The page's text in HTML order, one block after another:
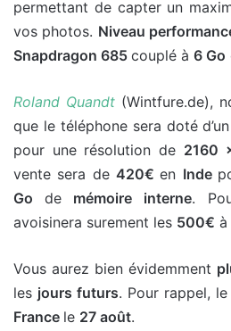
permettant de capter un
vos photos. Niveau
Snapdragon 685 couplé à 6 Go
Roland Quandt (Wintfure.de),
que le téléphone sera doté
pour une résolution de 2160
vente sera de 420€en Inde
Go de mémoire interne.
avoisinera surement les 500€ à
Vous aurez bien évidemment
les jours futurs. Pour rappel, le
France le 27 août.